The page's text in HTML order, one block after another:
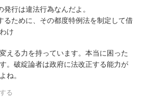
行は違法行為なんだよ。
るために、その都度特例法を制定して借
け
える力を持っています。本当に困った
。破綻論者は政府に法改正する能力が
ね。
る